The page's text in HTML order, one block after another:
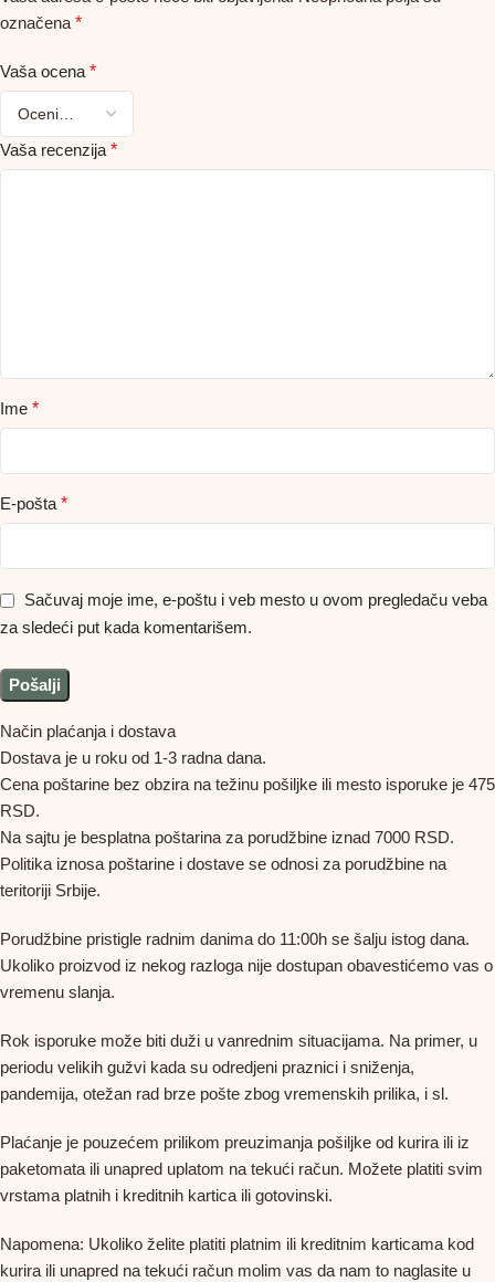
označena *
Vaša ocena *
Vaša recenzija *
Ime *
E-pošta *
Sačuvaj moje ime, e-poštu i veb mesto u ovom pregledaču veba
za sledeći put kada komentarišem.
Način plaćanja i dostava
Dostava je u roku od 1-3 radna dana.
Cena poštarine bez obzira na težinu pošiljke ili mesto isporuke je 475
RSD.
Na sajtu je besplatna poštarina za porudžbine iznad 7000 RSD.
Politika iznosa poštarine i dostave se odnosi za porudžbine na
teritoriji Srbije.
Porudžbine pristigle radnim danima do 11:00h se šalju istog dana.
Ukoliko proizvod iz nekog razloga nije dostupan obavestićemo vas o
vremenu slanja.
Rok isporuke može biti duži u vanrednim situacijama. Na primer, u
periodu velikih gužvi kada su odredjeni praznici i sniženja,
pandemija, otežan rad brze pošte zbog vremenskih prilika, i sl.
Plaćanje je pouzećem prilikom preuzimanja pošiljke od kurira ili iz
paketomata ili unapred uplatom na tekući račun. Možete platiti svim
vrstama platnih i kreditnih kartica ili gotovinski.
Napomena: Ukoliko želite platiti platnim ili kreditnim karticama kod
kurira ili unapred na tekući račun molim vas da nam to naglasite u